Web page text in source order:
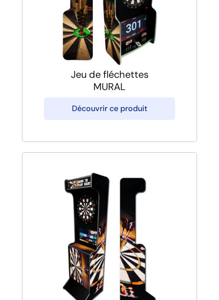
Jeu de fléchettes
MURAL
Découvrir ce produit